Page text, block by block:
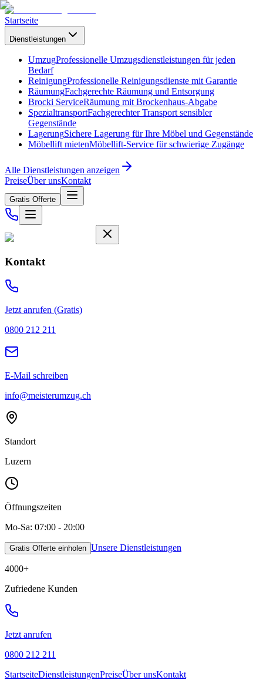
Startseite
Dienstleistungen
UmzugProfessionelle Umzugsdienstleistungen für jeden
Bedarf
ReinigungProfessionelle Reinigungsdienste mit Garantie
RäumungFachgerechte Räumung und Entsorgung
Brocki ServiceRäumung mit Brockenhaus-Abgabe
SpezialtransportFachgerechter Transport sensibler
Gegenstände
LagerungSichere Lagerung für Ihre Möbel und Gegenstände
Möbellift mietenMöbellift-Service für schwierige Zugänge
Alle Dienstleistungen anzeigen
PreiseÜber unsKontakt
Gratis Offerte
Kontakt
Jetzt anrufen (Gratis)
0800 212 211
E-Mail schreiben
info@meisterumzug.ch
Standort
Luzern
Öffnungszeiten
Mo-Sa: 07:00 - 20:00
Gratis Offerte einholen Unsere Dienstleistungen
4000+
Zufriedene Kunden
Jetzt anrufen
0800 212 211
StartseiteDienstleistungenPreiseÜber unsKontakt